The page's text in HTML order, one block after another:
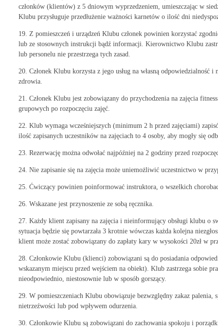
członków (klientów) z 5 dniowym wyprzedzeniem, umieszczając
Klubu przysługuje przedłużenie ważności karnetów o ilość dni
19. Z pomieszczeń i urządzeń Klubu członek powinien korzystać
lub ze stosownych instrukcji bądź informacji. Kierownictwo Klubu
lub personelu nie przestrzega tych zasad.
20. Członek Klubu korzysta z jego usług na własną odpowiedzialność
zdrowia.
21. Członek Klubu jest zobowiązany do przychodzenia na zajęcia
grupowych po rozpoczęciu zajęć.
22. Klub wymaga wcześniejszych (minimum 2 h przed zajęciami)
ilość zapisanych uczestników na zajęciach to 4 osoby, aby mogły się
23. Rezerwację można odwołać najpóźniej na 2 godziny przed
24. Nie zapisanie się na zajęcia może uniemożliwić uczestnictwo w
25. Ćwiczący powinien poinformować instruktora, o wszelkich
26. Wskazane jest przynoszenie ze sobą ręcznika.
27. Każdy klient zapisany na zajęcia i nieinformujący obsługi klubu o
sytuacja będzie się powtarzała 3 krotnie wówczas każda kolejna
klient może zostać zobowiązany do zapłaty kary w wysokości 20zł w
28. Członkowie Klubu (klienci) zobowiązani są do posiadania
wskazanym miejscu przed wejściem na obiekt). Klub zastrzega sobie
nieodpowiednio, niestosownie lub w sposób gorszący.
29. W pomieszczeniach Klubu obowiązuje bezwzględny zakaz
nietrzeźwości lub pod wpływem odurzenia.
30. Członkowie Klubu są zobowiązani do zachowania spokoju i